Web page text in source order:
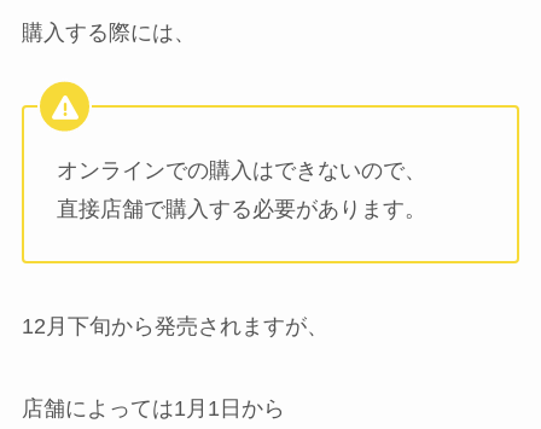
購入する際には、
オンラインでの購入はできないので、
直接店舗で購入する必要があります。
12月下旬から発売されますが、
店舗によっては1月1日から